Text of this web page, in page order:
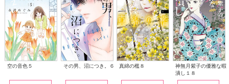
空の音色５ その男、沼につき。６ 真綿の檻８
神無月紫子の優雅な暇
潰し１８